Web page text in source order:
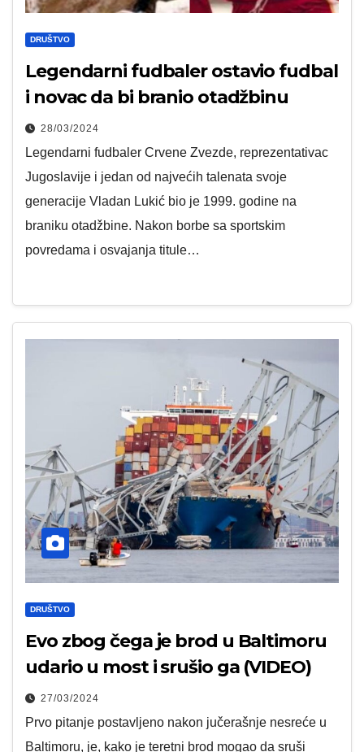
DRUŠTVO
Legendarni fudbaler ostavio fudbal
i novac da bi branio otadžbinu
28/03/2024
Legendarni fudbaler Crvene Zvezde, reprezentativac
Jugoslavije i jedan od najvećih talenata svoje
generacije Vladan Lukić bio je 1999. godine na
braniku otadžbine. Nakon borbe sa sportskim
povredama i osvajanja titule…
DRUŠTVO
Evo zbog čega je brod u Baltimoru
udario u most i srušio ga (VIDEO)
27/03/2024
Prvo pitanje postavljeno nakon jučerašnje nesreće u
Baltimoru, je, kako je teretni brod mogao da sruši